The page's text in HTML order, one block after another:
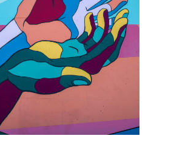
ESPAÑOL
INFO@CFIQ.CA
(514) 279-4246